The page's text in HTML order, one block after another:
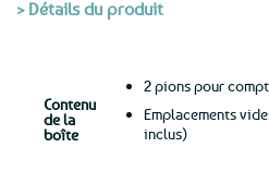
> Détails du produit
Contenu
de la
boîte
2 pions pour
Emplacements
inclus)